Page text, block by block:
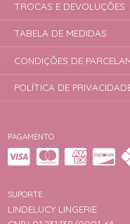
PAGAMENTO
SUPORTE
LINDELUCY LINGERIE
TROCAS E DEVOLUÇÕES
TABELA DE MEDIDAS
CONDIÇÕES DE
POLÍTICA DE